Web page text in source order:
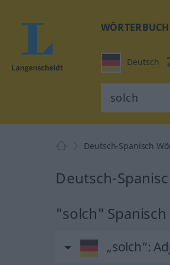
WÖRTERBUCH
Deutsch
Deutsch-Spanisch
Deutsch-
"solch"
„solch“: